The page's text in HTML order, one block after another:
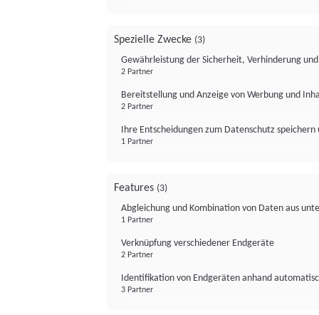
Spezielle Zwecke (3)
Gewährleistung der Sicherheit, Verhinderung
2 Partner
Bereitstellung und Anzeige von Werbung und
2 Partner
Ihre Entscheidungen zum Datenschutz
1 Partner
Features (3)
Abgleichung und Kombination von Daten aus
1 Partner
Verknüpfung verschiedener Endgeräte
2 Partner
Identifikation von Endgeräten anhand
3 Partner